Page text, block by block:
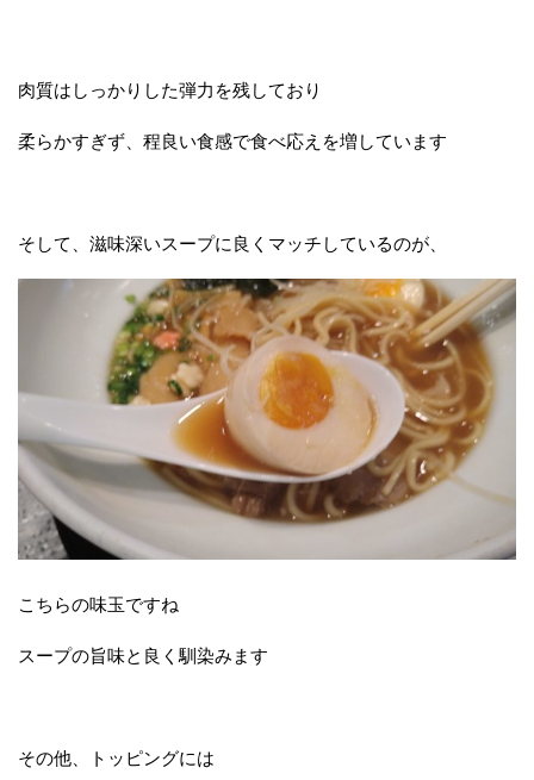
肉質はしっかりした弾力を残しており
柔らかすぎず、程良い食感で食べ応えを増しています
そして、滋味深いスープに良くマッチしているのが、
こちらの味玉ですね
スープの旨味と良く馴染みます
その他、トッピングには